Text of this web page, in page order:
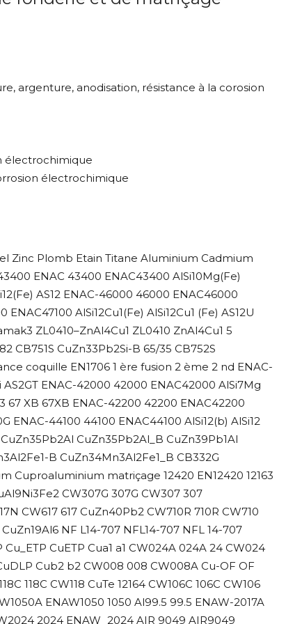
argenture, anodisation, résistance à la corosion
électrochimique
électrochimique
Zinc Plomb Etain Titane Aluminium Cadmium
ENAC 43400 ENAC43400 AlSi10Mg(Fe)
AS12 ENAC-46000 46000 ENAC46000
AlSi12Cu1(Fe) AlSi12Cu1 (Fe) AS12U
ZL0410–ZnAl4Cu1 ZL0410 ZnAl4Cu1 5
CB751S CuZn33Pb2Si-B 65/35 CB752S
coquille EN1706 1 ère fusion 2 ème 2 nd ENAC-
ENAC-42000 42000 ENAC42000 AlSi7Mg
67 XB 67XB ENAC-42200 42200 ENAC42200
ENAC-44100 44100 ENAC44100 AlSi12(b) AlSi12
CuZn35Pb2Al_B CuZn39Pb1Al
B CuZn34Mn3Al2Fe1_B CB332G
Cuproaluminium matriçage 12420 EN12420 12163
CW307G 307G CW307 307
CW617 617 CuZn40Pb2 CW710R 710R CW710
NF L14-707 NFL14-707 NFL 14-707
CuETP Cua1 a1 CW024A 024A 24 CW024
Cub2 b2 CW008 008 CW008A Cu-OF OF
118C CW118 CuTe 12164 CW106C 106C CW106
ENAW1050 1050 Al99.5 99.5 ENAW-2017A
2024 ENAW_2024 AIR 9049 AIR9049